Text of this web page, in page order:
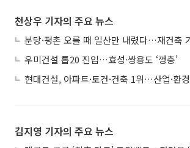
천상우 기자의 주요 뉴스
우미건설 톱20 진입…효성·쌍용도 ‘껑충’
김지영 기자의 주요 뉴스